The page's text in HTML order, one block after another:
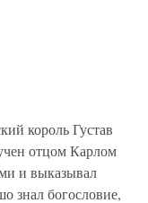
король Густав
отцом Карлом
и выказывал
знал богословие,